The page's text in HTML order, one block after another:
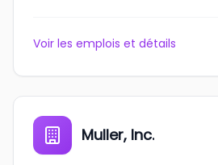
Voir les emplois et détails
Muller, Inc.